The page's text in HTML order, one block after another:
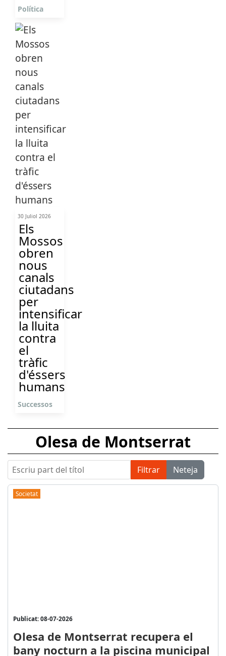
Política
30 Juliol 2026
Els
Mossos
obren
nous
canals
ciutadans
per
intensificar
la lluita
contra
el
tràfic
d'éssers
humans
Successos
Olesa de Montserrat
Escriu part del títol Filtrar Neteja
Societat
Publicat: 08-07-2026
Olesa de Montserrat recupera el
bany nocturn a la piscina municipal